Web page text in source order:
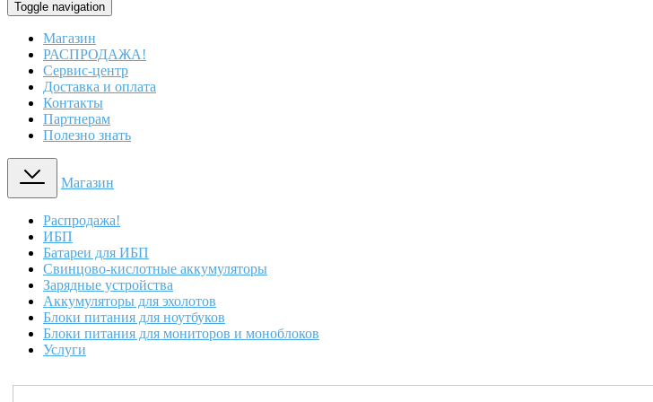
Toggle navigation
Магазин
РАСПРОДАЖА!
Сервис-центр
Доставка и оплата
Контакты
Партнерам
Полезно знать
Магазин
Распродажа!
ИБП
Батареи для ИБП
Свинцово-кислотные аккумуляторы
Зарядные устройства
Аккумуляторы для эхолотов
Блоки питания для ноутбуков
Блоки питания для мониторов и моноблоков
Услуги